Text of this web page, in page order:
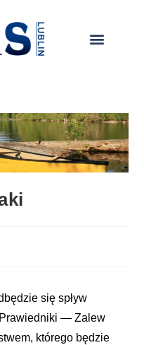
się spływ
— Zalew
którego będzie